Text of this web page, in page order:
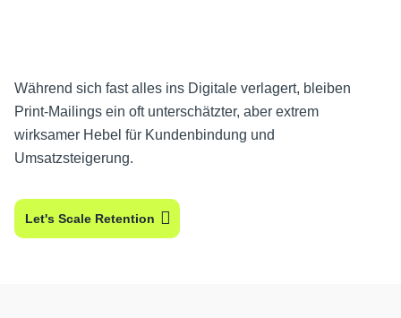
Während sich fast alles ins Digitale verlagert, bleiben
Print-Mailings ein oft unterschätzter, aber extrem
wirksamer Hebel für Kundenbindung und
Umsatzsteigerung.
Let's Scale Retention